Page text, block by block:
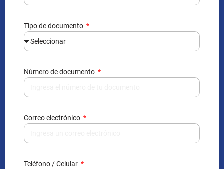
Tipo de documento
Número de documento
Correo electrónico
Teléfono / Celular